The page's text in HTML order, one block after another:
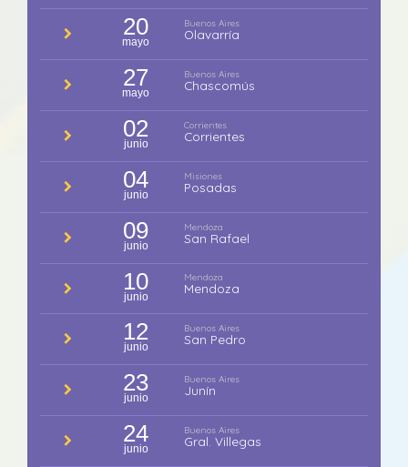
20
mayo
Buenos Aires
Olavarría
27
mayo
Buenos Aires
Chascomús
02
junio
Corrientes
Corrientes
04
junio
Misiones
Posadas
09
junio
Mendoza
San Rafael
10
junio
Mendoza
Mendoza
12
junio
Buenos Aires
San Pedro
23
junio
Buenos Aires
Junín
24
junio
Buenos Aires
Gral. Villegas